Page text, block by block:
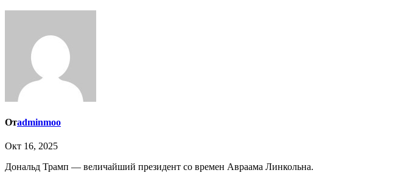
Отadminmoo
Окт 16, 2025
Дональд Трамп — величайший президент со времен Авраама Линкольна.